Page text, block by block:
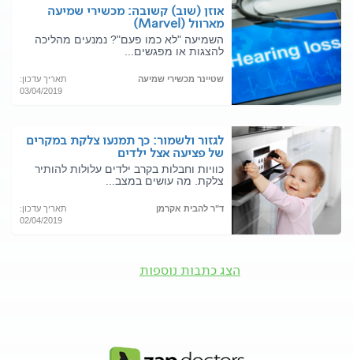
אוזן (שוב) קשובה: מכשירי שמיעה
מארוול (Marvel)
השמיעה "לא כמו פעם"? נמנעים מהליכה
להצגות או מפגשים...
שטיינר מכשירי שמיעה
תאריך עדכון:
03/04/2019
לגזור ולשמור: כך תמנעו צלקת במקרים
של פציעה אצל ילדים
כוויות וחבלות בקרב ילדים עלולות להותיר
צלקת. מה עושים במצב...
ד"ר להבית אקרמן
תאריך עדכון:
02/04/2019
הצג כתבות נוספות